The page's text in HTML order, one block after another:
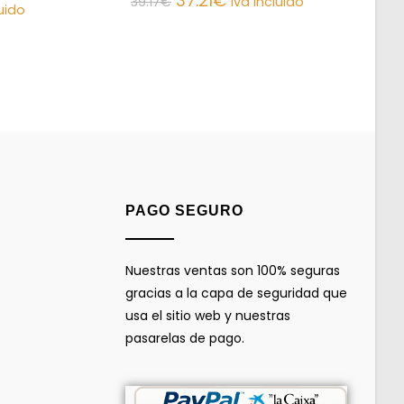
PAGO SEGURO
Nuestras ventas son 100% seguras
gracias a la capa de seguridad que
usa el sitio web y nuestras
pasarelas de pago.